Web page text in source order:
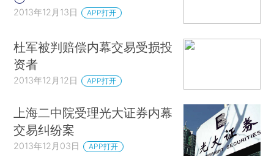
2013年12月13日 APP打开
杜军被判赔偿内幕交易受损投
资者
2013年12月12日 APP打开
上海二中院受理光大证券内幕
交易纠纷案
2013年12月03日 APP打开